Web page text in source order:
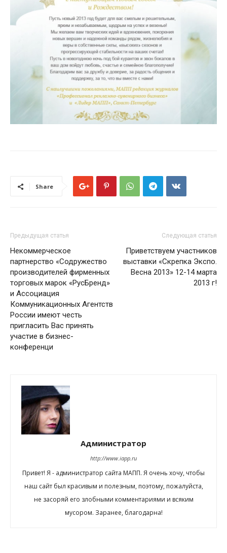
Share
Предыдущая статья
Некоммерческое
партнерство «Содружество
производителей фирменных
торговых марок «РусБренд»
и Ассоциация
Коммуникационных Агентств
России имеют честь
пригласить Вас принять
участие в бизнес-
конференци
Следующая статья
Приветствуем участников
выставки «Скрепка Экспо.
Весна 2013» 12-14 марта
2013 г!
Администратор
http://www.iapp.ru
Привет! Я - администратор сайта МАПП. Я очень хочу, чтобы
наш сайт был красивым и полезным, поэтому, пожалуйста,
не засоряй его злобными комментариями и всяким
мусором. Заранее, благодарна!